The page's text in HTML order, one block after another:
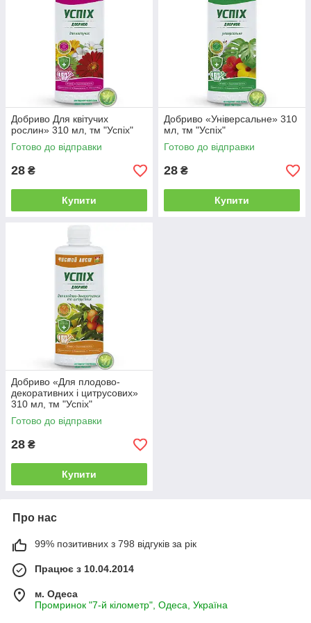
Іншими перевагами препаратів є:
відмінна засвоюваність;
зручність застосування і дозування;
доступна вартість.
В асортименті інтернет-магазину представлені універсальні
мінеральні комплекси, а також спеціалізовані добрива для
кімнатних цитрусових, декоративно-квітучих рослин і орхідей.
Продукція кращих вітчизняних та імпортних виробників
доступна за найвигіднішими цінами.
Добриво Для квітучих
рослин» 310 мл, тм "Успіх"
Готово до відправки
28 ₴
Купити
Добриво «Універсальне» 310
мл, тм "Успіх"
Готово до відправки
28 ₴
Купити
Добриво «Для плодово-
декоративних і цитрусових»
310 мл, тм "Успіх"
Готово до відправки
28 ₴
Купити
Про нас
99% позитивних з 798 відгуків за рік
Працює з 10.04.2014
м. Одеса
Промринок "7-й кілометр", Одеса, Україна